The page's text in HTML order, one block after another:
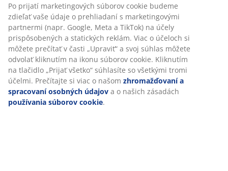
stať, že sa vy alebo vaše deti ráno zobudíte spotení. Čo
tak rozopnúť paplón pre návštevy a použiť ho ako
letný paplón?
Dátum:27/05/2016
Kľúčové slová:
Po prijatí marketingových súborov cookie budeme
zdieľať vaše údaje o prehliadaní s marketingovými
partnermi (napr. Google, Meta a TikTok) na účely
prispôsobených a statických reklám. Viac o účeloch si
môžete prečítať v časti „Upraviť“ a svoj súhlas môžete
odvolať kliknutím na ikonu súborov cookie. Kliknutím
na tlačidlo „Prijať všetko“ súhlasíte so všetkými tromi
účelmi. Prečítajte si viac o našom zhromažďovaní a
spracovaní osobných údajov a o našich zásadách
používania súborov cookie.